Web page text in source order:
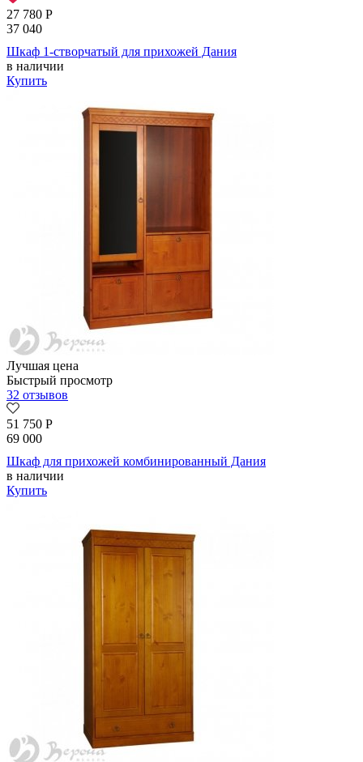
27 780 Р
37 040
Шкаф 1-створчатый для прихожей Дания
в наличии
Купить
Лучшая цена
Быстрый просмотр
32 отзывов
51 750 Р
69 000
Шкаф для прихожей комбинированный Дания
в наличии
Купить